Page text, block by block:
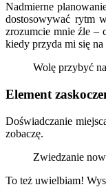
Nadmierne
dostosowywać rytm
zrozumcie mnie źle –
kiedy przyda mi się
Wolę przybyć
Element
Doświadczanie
zobaczę.
Zwiedzanie
To też uwielbiam!